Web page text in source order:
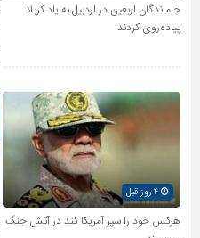
جاماندگان اربعین در اردبیل به یاد کربلا
پیاده‌روی کردند
4 روز قبل
هرکس خود را سپر آمریکا کند در آتش جنگ